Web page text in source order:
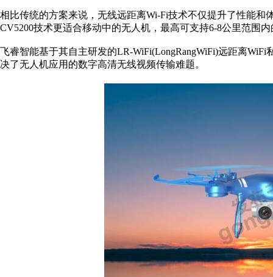
相比传统的方案来说，无线远距离Wi-Fi技术不仅提升了性能
CV5200技术更适合移动中的无人机，最高可支持6-8公里范围内
飞睿智能基于其自主研发的LR-WiFi(LongRangWiFi)远距离
决了无人机应用的数字高清无线视频传输难题。